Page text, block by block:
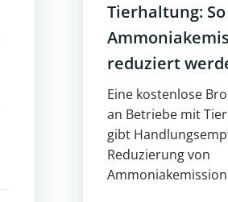
Tierhaltung:
reduziert
Eine kostenlose
an Betriebe mit
gibt
Reduzierung von